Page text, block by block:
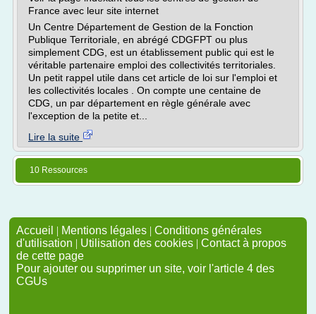
France avec leur site internet
Un Centre Département de Gestion de la Fonction
Publique Territoriale, en abrégé CDGFPT ou plus
simplement CDG, est un établissement public qui est le
véritable partenaire emploi des collectivités territoriales.
Un petit rappel utile dans cet article de loi sur l'emploi et
les collectivités locales . On compte une centaine de
CDG, un par département en règle générale avec
l'exception de la petite et...
Lire la suite
10 Ressources
Accueil | Mentions légales | Conditions générales
d'utilisation | Utilisation des cookies | Contact à propos
de cette page
Pour ajouter ou supprimer un site, voir l'article 4 des
CGUs